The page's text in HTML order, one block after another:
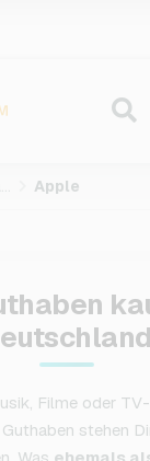
Geschenkkarten Apple
Filme oder
stehen